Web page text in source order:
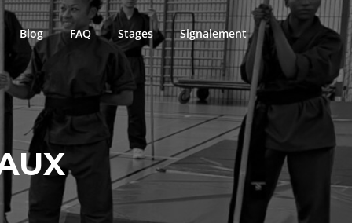
Blog FAQ Stages Signalement